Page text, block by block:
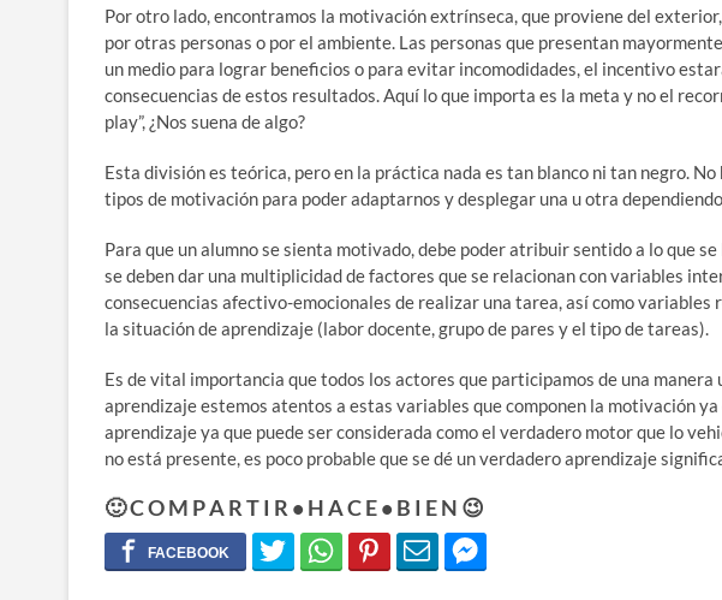
Por otro lado, encontramos la motivación extrínseca, que proviene del
por otras personas o por el ambiente. Las personas que presentan
un medio para lograr beneficios o para evitar incomodidades, el incentivo
consecuencias de estos resultados. Aquí lo que importa es la meta y no el
play”, ¿Nos suena de algo?
Esta división es teórica, pero en la práctica nada es tan blanco ni tan negro.
tipos de motivación para poder adaptarnos y desplegar una u otra
Para que un alumno se sienta motivado, debe poder atribuir sentido a lo que
se deben dar una multiplicidad de factores que se relacionan con variables
consecuencias afectivo-emocionales de realizar una tarea, así como
la situación de aprendizaje (labor docente, grupo de pares y el tipo de tareas).
Es de vital importancia que todos los actores que participamos de una manera
aprendizaje estemos atentos a estas variables que componen la motivación
aprendizaje ya que puede ser considerada como el verdadero motor que lo
no está presente, es poco probable que se dé un verdadero aprendizaje
🙂 C O M P A R T I R • H A C E • B I E N 😉